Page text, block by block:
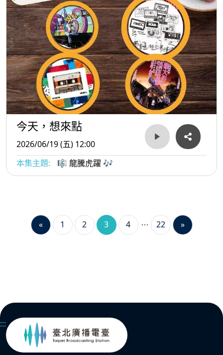
今天，想來點
2026/06/19 (五) 12:00
本集主題:
🎼 龍騰虎躍 🎶
« 1 2 3 4 22 »
:::